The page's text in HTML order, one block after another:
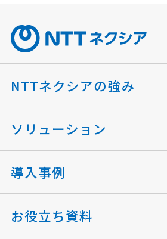
NTTネクシアの強み
ソリューション
導入事例
お役立ち資料